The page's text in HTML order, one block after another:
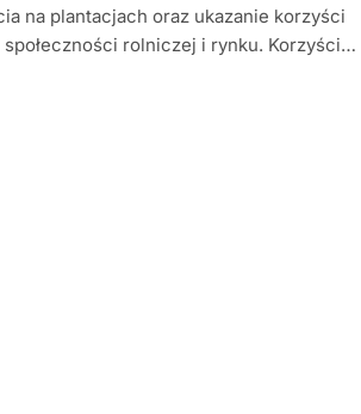
na plantacjach oraz ukazanie korzyści
społeczności rolniczej i rynku. Korzyści…